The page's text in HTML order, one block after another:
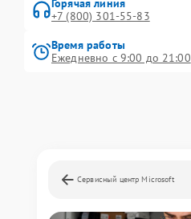
Горячая линия
+7 (800) 301-55-83
Время работы
Ежедневно с 9:00 до 21:00
Сервисный центр Microsoft